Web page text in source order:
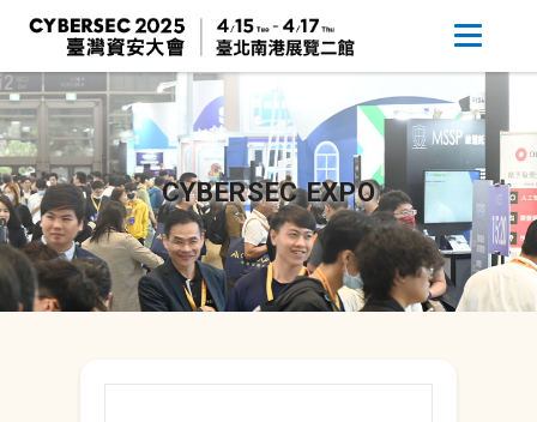
CYBERSEC EXPO